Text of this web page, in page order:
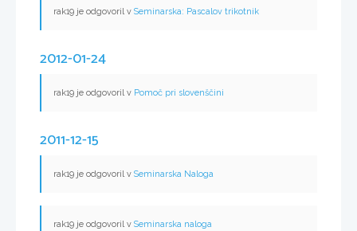
rak19 je odgovoril v Seminarska: Pascalov trikotnik
2012-01-24
rak19 je odgovoril v Pomoč pri slovenščini
2011-12-15
rak19 je odgovoril v Seminarska Naloga
rak19 je odgovoril v Seminarska naloga